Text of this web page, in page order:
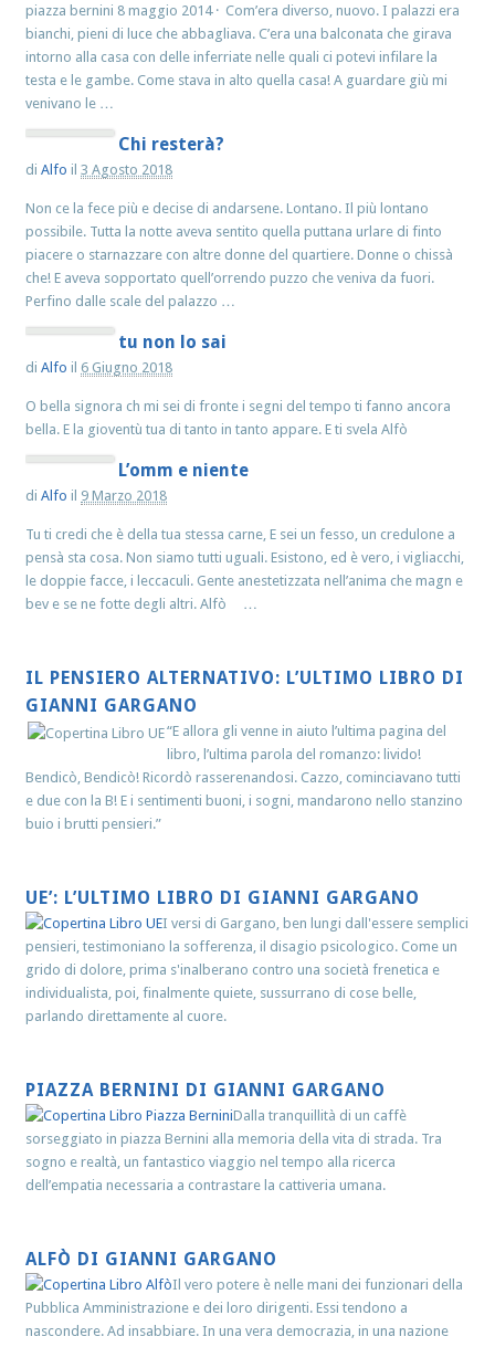
piazza bernini 8 maggio 2014 · Com’era diverso, nuovo. I palazzi era
bianchi, pieni di luce che abbagliava. C’era una balconata che girava
intorno alla casa con delle inferriate nelle quali ci potevi infilare la
testa e le gambe. Come stava in alto quella casa! A guardare giù mi
venivano le …
Chi resterà?
diAlfo il3 Agosto 2018
Non ce la fece più e decise di andarsene. Lontano. Il più lontano
possibile. Tutta la notte aveva sentito quella puttana urlare di finto
piacere o starnazzare con altre donne del quartiere. Donne o chissà
che! E aveva sopportato quell’orrendo puzzo che veniva da fuori.
Perfino dalle scale del palazzo …
tu non lo sai
diAlfo il 6 Giugno 2018
O bella signora ch mi sei di fronte i segni del tempo ti fanno ancora
bella. E la gioventù tua di tanto in tanto appare. E ti svela Alfò
L’omm e niente
diAlfo il 9 Marzo 2018
Tu ti credi che è della tua stessa carne, E sei un fesso, un credulone a
pensà sta cosa. Non siamo tutti uguali. Esistono, ed è vero, i vigliacchi,
le doppie facce, i leccaculi. Gente anestetizzata nell’anima che magn e
bev e se ne fotte degli altri. Alfò …
IL PENSIERO ALTERNATIVO: L’ULTIMO LIBRO DI
GIANNI GARGANO
“E allora gli venne in aiuto l’ultima pagina del
libro, l’ultima parola del romanzo: livido!
Bendicò, Bendicò! Ricordò rasserenandosi. Cazzo, cominciavano tutti
e due con la B! E i sentimenti buoni, i sogni, mandarono nello stanzino
buio i brutti pensieri.”
UE’: L’ULTIMO LIBRO DI GIANNI GARGANO
I versi di Gargano, ben lungi dall'essere semplici
pensieri, testimoniano la sofferenza, il disagio psicologico. Come un
grido di dolore, prima s'inalberano contro una società frenetica e
individualista, poi, finalmente quiete, sussurrano di cose belle,
parlando direttamente al cuore.
PIAZZA BERNINI DI GIANNI GARGANO
Dalla tranquillità di un caffè
sorseggiato in piazza Bernini alla memoria della vita di strada. Tra
sogno e realtà, un fantastico viaggio nel tempo alla ricerca
dell’empatia necessaria a contrastare la cattiveria umana.
ALFÒ DI GIANNI GARGANO
Il vero potere è nelle mani dei funzionari della
Pubblica Amministrazione e dei loro dirigenti. Essi tendono a
nascondere. Ad insabbiare. In una vera democrazia, in una nazione